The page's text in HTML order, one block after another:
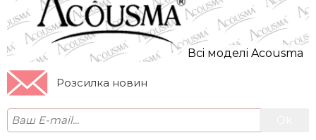
Всi моделi Acousma
Розсилка новин